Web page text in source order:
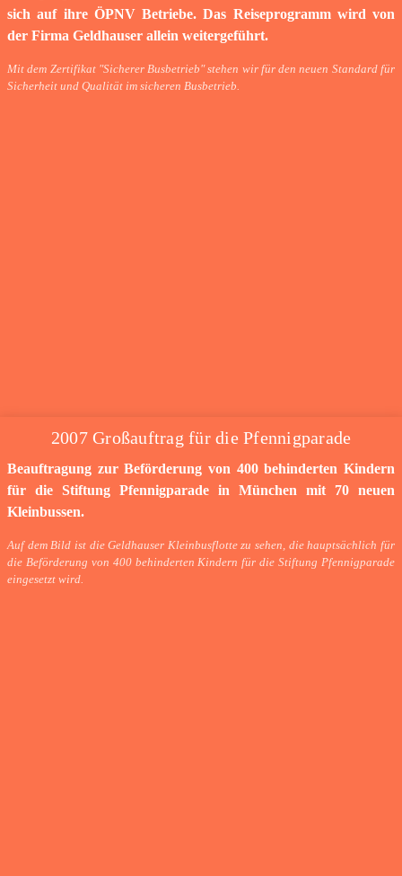
sich auf ihre ÖPNV Betriebe. Das Reiseprogramm wird von
der Firma Geldhauser allein weitergeführt.
Mit dem Zertifikat "Sicherer Busbetrieb" stehen wir für den neuen Standard für
Sicherheit und Qualität im sicheren Busbetrieb.
2007 Großauftrag für die Pfennigparade
Beauftragung zur Beförderung von 400 behinderten Kindern
für die Stiftung Pfennigparade in München mit 70 neuen
Kleinbussen.
Auf dem Bild ist die Geldhauser Kleinbusflotte zu sehen, die hauptsächlich für
die Beförderung von 400 behinderten Kindern für die Stiftung Pfennigparade
eingesetzt wird.